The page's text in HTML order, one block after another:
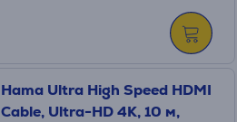
Hama Ultra High Speed HDMI
Cable, Ultra-HD 4K, 10 м,